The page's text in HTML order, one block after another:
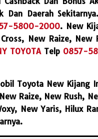
Daerah
5800-2000. New
New Raize,
TOYOTATelp 0857-
Toyota New Kijang
Raize, New Rush,
New Yaris, Hilux